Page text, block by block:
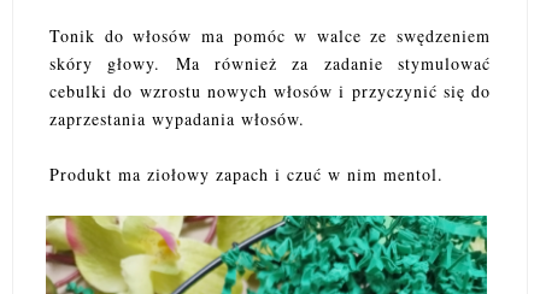
Tonik do włosów ma pomóc w walce ze swędzeniem
skóry głowy. Ma również za zadanie stymulować
cebulki do wzrostu nowych włosów i przyczynić się do
zaprzestania wypadania włosów.
Produkt ma ziołowy zapach i czuć w nim mentol.